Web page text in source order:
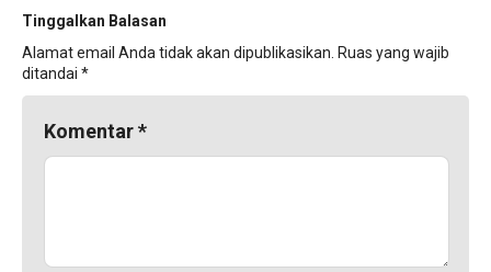
Tinggalkan Balasan
Alamat email Anda tidak akan dipublikasikan. Ruas yang wajib
ditandai *
Komentar*